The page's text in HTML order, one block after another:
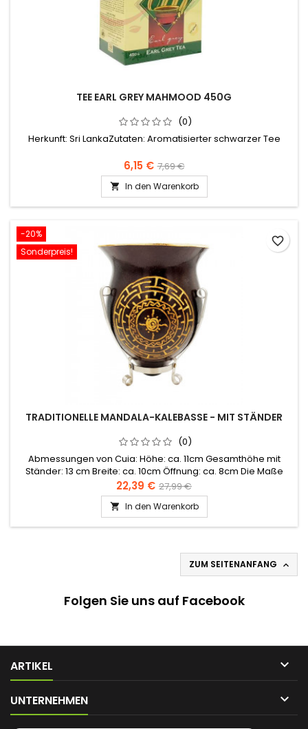
TEE EARL GREY MAHMOOD 450G
(0)
Herkunft: Sri LankaZutaten: Aromatisierter schwarzer Tee
6,15 € 7,69 €
 In den Warenkorb
-20%
Sonderpreis!
TRADITIONELLE MANDALA-KALEBASSE - MIT STÄNDER
(0)
Abmessungen von Cuia: Höhe: ca. 11cm Gesamthöhe mit
Ständer: 13 cm Breite: ca. 10cm Öffnung: ca. 8cm Die Maße
können leicht variieren, da es sich um ein Naturprodukt
handelt.
22,39 € 27,99 €
 In den Warenkorb
favorite_border
ZUM SEITENANFANG 
Folgen Sie uns auf Facebook
ARTIKEL 
UNTERNEHMEN 